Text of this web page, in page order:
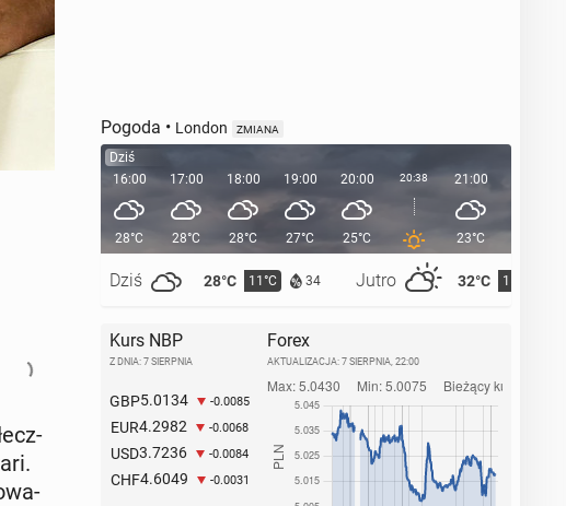
Pogoda • London ZMIANA
Dziś
16:00
28°C
Dziś 28°C 11°C 34 Jutro 32°C 15°C
17:00
28°C
18:00
28°C
19:00
27°C
20:00
25°C
20:38 21:00
23°C
Kurs NBP
Z DNIA: 7 SIERPNIA
GBP5.0134 -0.0085
EUR4.2982 -0.0068
USD3.7236 -0.0084
CHF4.6049 -0.0031
Forex
AKTUALIZACJA: 7 SIERPNIA, 22:00